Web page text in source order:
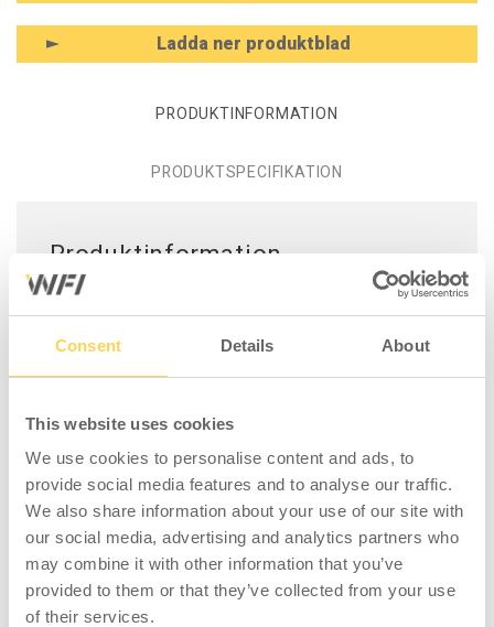
Consent Details About
This website uses cookies
We use cookies to personalise content and ads, to
provide social media features and to analyse our traffic.
We also share information about your use of our site with
our social media, advertising and analytics partners who
may combine it with other information that you’ve
provided to them or that they’ve collected from your use
of their services.
Ladda ner produktblad
PRODUKTINFORMATION
PRODUKTSPECIFIKATION
Produktinformation -
Verktygspanel 900 mm ESD
perforerade pelare. Panelen ligger tajt mot
pelaren för att minska skrammel och den
pelaren. Plåttjocklek 1,5 mm, håldimension
9x9 mm och hålavstånd c/c 38 mm.
Lacken vi använder på våra ESD-produkter är
gjord av ett halvledande
epoxipolyesteripulver. Färgen uppfyller de
krav som finns för SP-Method 2472.